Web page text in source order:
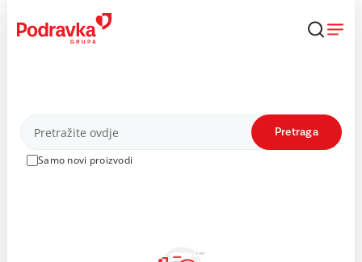
content
Proizvodi
Samo novi proizvodi
Pretraga